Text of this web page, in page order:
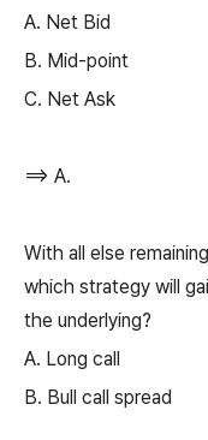
A. Net Bid
B. Mid-point
C. Net Ask
==> A.
With all else
which strategy will
the underlying?
A. Long call
B. Bull call spread